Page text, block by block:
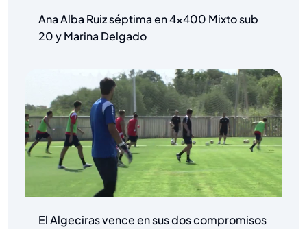
Ana Alba Ruiz séptima en 4×400 Mixto sub
20 y Marina Delgado
El Algeciras vence en sus dos compromisos